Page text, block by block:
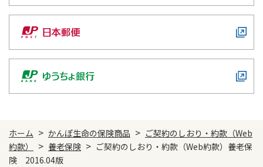
ホーム > かんぽ生命の保険商品 > ご契約のしおり・約款（Web
約款）
> 養老保険 > ご契約のしおり・約款（Web約款）養老保
険 2016.04版